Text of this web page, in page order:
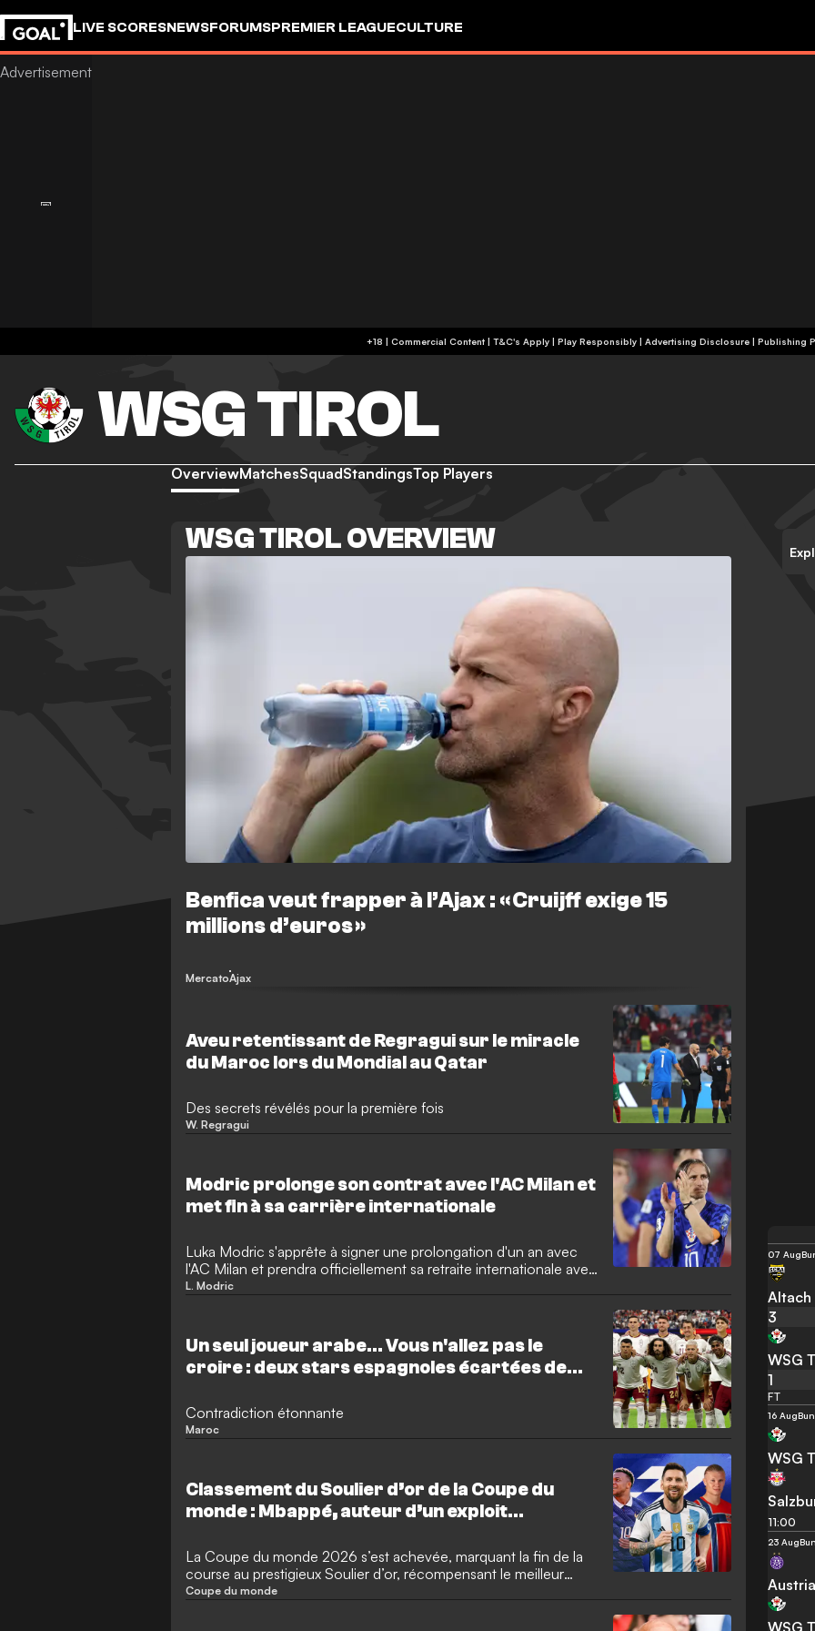
LIVE SCORESNEWSFORUMSPREMIER LEAGUECULTURE
+18 | Commercial Content | T&C's Apply | Play Responsibly | Advertising Disclosure | Publishing
WSG TIROL
OverviewMatchesSquadStandingsTop Players
WSG TIROL OVERVIEW
Benfica veut frapper à l’Ajax : « Cruijff exige 15
millions d’euros »
MercatoAjax
Aveu retentissant de Regragui sur le miracle
du Maroc lors du Mondial au Qatar
Des secrets révélés pour la première fois
W. Regragui
Modric prolonge son contrat avec l'AC Milan et
met fin à sa carrière internationale
Luka Modric s'apprête à signer une prolongation d'un an avec
l'AC Milan et prendra officiellement sa retraite internationale avec
la Croatie en octobre. Le milieu de terrain entend consacrer sa
connu une déception en Coupe du monde.
L. Modric
Un seul joueur arabe... Vous n'allez pas le
croire : deux stars espagnoles écartées de
Contradiction étonnante
Maroc
Classement du Soulier d’or de la Coupe du
monde : Mbappé, auteur d’un exploit
La Coupe du monde 2026 s’est achevée, marquant la fin de la
course au prestigieux Soulier d’or, récompensant le meilleur
buteur du tournoi. Alors que cette édition élargie à 48 nations
Coupe du monde
07 Aug
Altach
3
WSG
1
FT
16 Aug
WSG
11:00
23 Aug